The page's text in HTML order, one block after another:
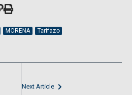
MORENA Tarifazo
Next Article